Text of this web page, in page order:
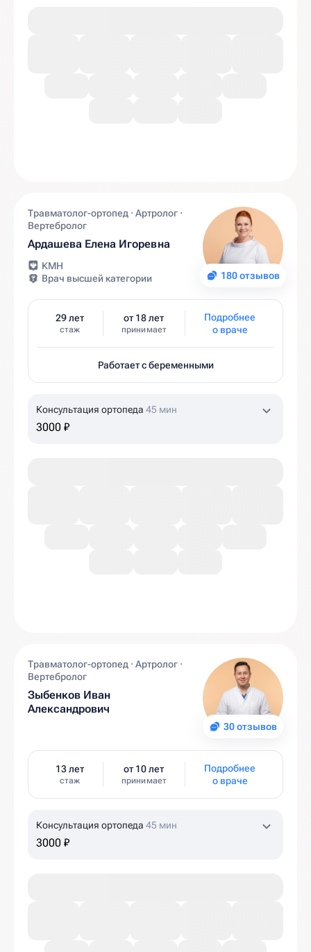
180 отзывов
Травматолог-ортопед · Артролог ·
Вертебролог
Ардашева Елена Игоревна
КМН
Врач высшей категории
29 лет
стаж
от 18 лет
принимает
Подробнее
о враче
Работает с беременными
Консультация ортопеда 45 мин
3000 ₽
30 отзывов
Травматолог-ортопед · Артролог ·
Вертебролог
Зыбенков Иван
Александрович
13 лет
стаж
от 10 лет
принимает
Подробнее
о враче
Консультация ортопеда 45 мин
3000 ₽